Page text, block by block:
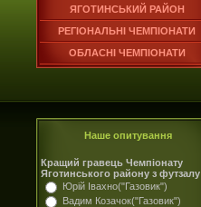
ЯГОТИНСЬКИЙ РАЙОН
РЕГІОНАЛЬНІ ЧЕМПІОНАТИ
ОБЛАСНІ ЧЕМПІОНАТИ
Наше опитування
Кращий гравець Чемпіонату
Яготинського району з футзалу
Юрій Івахно("Газовик")
Вадим Козачок("Газовик")